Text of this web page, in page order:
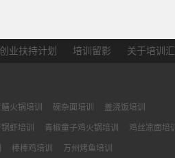
创业扶持计划 培训留影 关于培训汇
火锅培训 碗杂面培训 盖浇饭培训
虾培训 青椒童子鸡火锅培训 鸡丝凉面培训
棒棒鸡培训 万州烤鱼培训